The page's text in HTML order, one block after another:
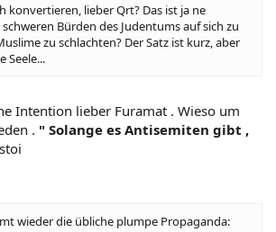
konvertieren, lieber Qrt? Das ist ja ne
Bürden des Judentums auf sich zu
zu schlachten? Der Satz ist kurz, aber
Seele...
Intention lieber Furamat . Wieso um
. " Solange es Antisemiten gibt ,
wieder die übliche plumpe Propaganda: